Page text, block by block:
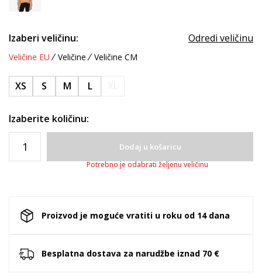
Izaberi veličinu: Odredi veličinu
Veličine EU Veličine Veličine CM
XS S M L
Izaberite količinu:
Dodaj u košaricu
Potrebno je odabrati željenu veličinu
Proizvod je moguće vratiti u roku od 14 dana
Besplatna dostava za narudžbe iznad 70 €